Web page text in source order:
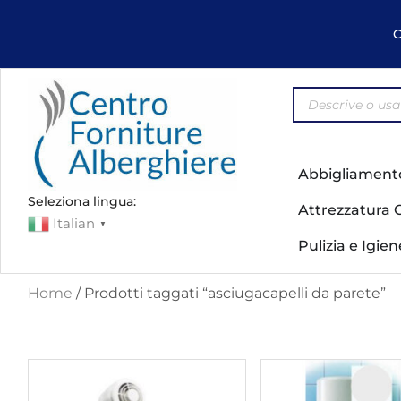
Seleziona lingua:
Italian ▼
Attrezzatura
Pulizia e
Home / Prodotti taggati “asciugacapelli da parete”